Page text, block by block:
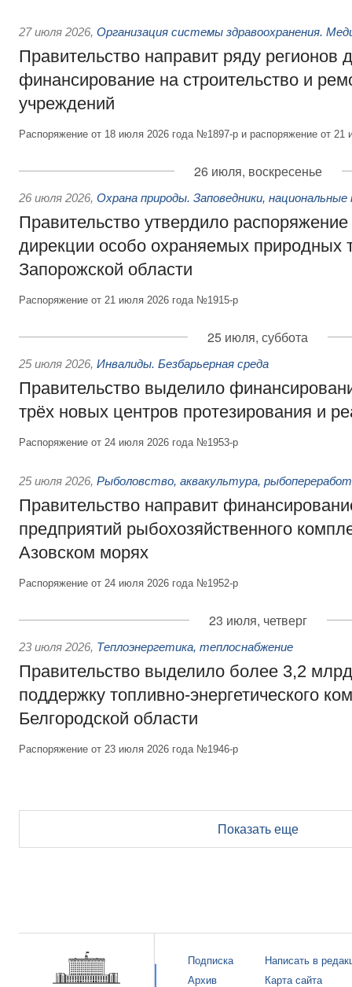
27 июля 2026, Организация системы здравоохранения.
Правительство направит ряду регионов
финансирование на строительство и
учреждений
Распоряжение от 18 июля 2026 года №1897-р и распоряжение от
26 июля, воскресенье
26 июля 2026, Охрана природы. Заповедники, национальные
Правительство утвердило
дирекции особо охраняемых природных
Запорожской области
Распоряжение от 21 июля 2026 года №1915-р
25 июля, суббота
25 июля 2026, Инвалиды. Безбарьерная среда
Правительство выделило
трёх новых центров протезирования и
Распоряжение от 24 июля 2026 года №1953-р
25 июля 2026, Рыболовство, аквакультура,
Правительство направит
предприятий рыбохозяйственного
Азовском морях
Распоряжение от 24 июля 2026 года №1952-р
23 июля, четверг
23 июля 2026, Теплоэнергетика, теплоснабжение
Правительство выделило более 3,2
поддержку топливно-энергетического
Белгородской области
Распоряжение от 23 июля 2026 года №1946-р
Показать еще
Подписка
Архив
Написать в
Карта сайта